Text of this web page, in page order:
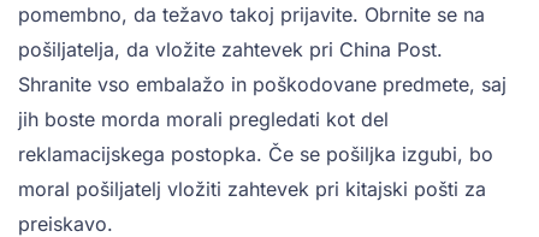
pomembno, da težavo takoj prijavite. Obrnite se na
pošiljatelja, da vložite zahtevek pri China Post.
Shranite vso embalažo in poškodovane predmete, saj
jih boste morda morali pregledati kot del
reklamacijskega postopka. Če se pošiljka izgubi, bo
moral pošiljatelj vložiti zahtevek pri kitajski pošti za
preiskavo.